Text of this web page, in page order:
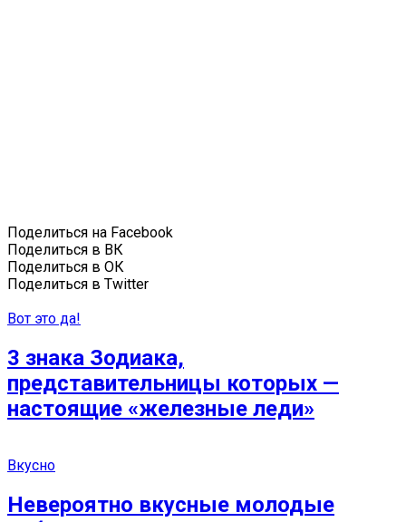
Поделиться на Facebook
Поделиться в ВК
Поделиться в ОК
Поделиться в Twitter
Вот это да!
3 знака Зодиака,
представительницы которых —
настоящие «железные леди»
Вкусно
Невероятно вкусные молодые